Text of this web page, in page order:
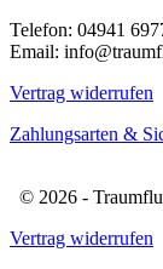
Telefon: 04941
Email:
Vertrag widerrufen
Zahlungsarten &
© 2026 -
Vertrag widerrufen